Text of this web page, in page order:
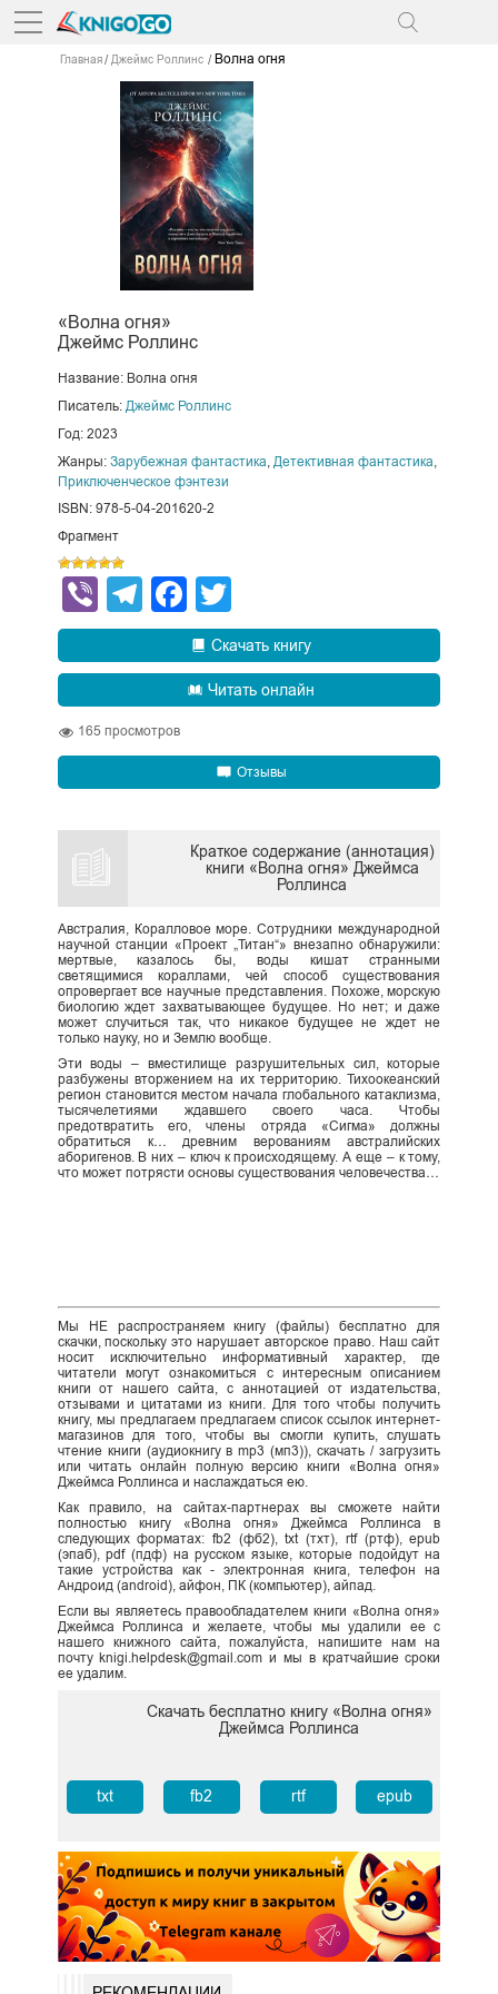
Главная Джеймс Роллинс Волна огня
«Волна огня»
Джеймс Роллинс
Название: Волна огня
Писатель: Джеймс Роллинс
Год: 2023
Жанры: Зарубежная фантастика Детективная фантастика
Приключенческое фэнтези
ISBN: 978-5-04-201620-2
Фрагмент
ViberTelegram
Facebook
Скачать книгу
Читать онлайн
165 просмотров
Отзывы
Краткое содержание (аннотация)
книги «Волна огня» Джеймса
Роллинса
Австралия, Коралловое море. Сотрудники международной
научной станции «Проект „Титан“» внезапно обнаружили:
мертвые, казалось бы, воды кишат странными
светящимися кораллами, чей способ существования
опровергает все научные представления. Похоже, морскую
биологию ждет захватывающее будущее. Но нет; и даже
может случиться так, что никакое будущее не ждет не
только науку, но и Землю вообще.
Эти воды – вместилище разрушительных сил, которые
разбужены вторжением на их территорию. Тихоокеанский
регион становится местом начала глобального катаклизма,
тысячелетиями ждавшего своего часа. Чтобы
предотвратить его, члены отряда «Сигма» должны
обратиться к… древним верованиям австралийских
аборигенов. В них – ключ к происходящему. А еще – к тому,
что может потрясти основы существования человечества…
Мы НЕ распространяем книгу (файлы) бесплатно для
скачки, поскольку это нарушает авторское право. Наш сайт
носит исключительно информативный характер, где
читатели могут ознакомиться с интересным описанием
книги от нашего сайта, с аннотацией от издательства,
отзывами и цитатами из книги. Для того чтобы получить
книгу, мы предлагаем предлагаем список ссылок интернет-
магазинов для того, чтобы вы смогли купить, слушать
чтение книги (аудиокнигу в mp3 (мп3)), скачать / загрузить
или читать онлайн полную версию книги «Волна огня»
Джеймса Роллинса и наслаждаться ею.
Как правило, на сайтах-партнерах вы сможете найти
полностью книгу «Волна огня» Джеймса Роллинса в
следующих форматах: fb2 (фб2), txt (тхт), rtf (ртф), epub
(эпаб), pdf (пдф) на русском языке, которые подойдут на
такие устройства как - электронная книга, телефон на
Андроид (android), айфон, ПК (компьютер), айпад.
Если вы являетесь правообладателем книги «Волна огня»
Джеймса Роллинса и желаете, чтобы мы удалили ее с
нашего книжного сайта, пожалуйста, напишите нам на
почту knigi.helpdesk@gmail.com и мы в кратчайшие сроки
ее удалим.
Скачать бесплатно книгу «Волна огня»
Джеймса Роллинса
txt fb2 rtf epub